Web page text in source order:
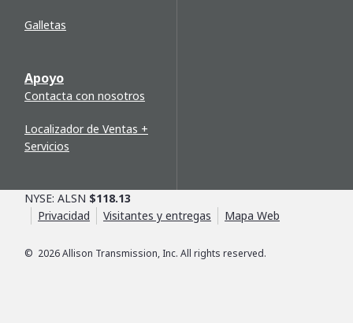
Galletas
Apoyo
Contacta con nosotros
Localizador de Ventas +
Servicios
© 2026Allison Transmission, Inc. All rights reserved.
NYSE: ALSN $118.13
Privacidad
Visitantes y entregas Mapa Web